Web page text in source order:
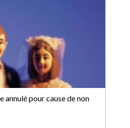
annulé pour cause de non